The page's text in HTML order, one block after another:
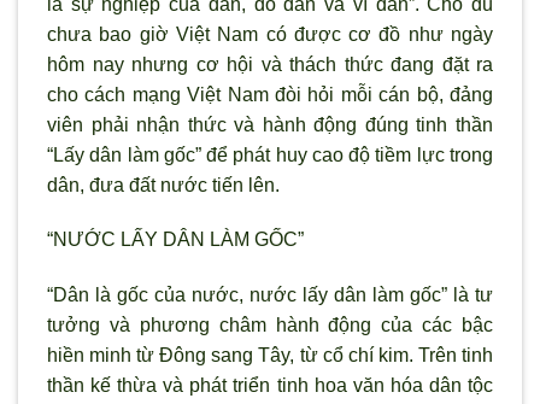
chưa bao giờ Việt Nam có được cơ đồ như ngày
hôm nay nhưng cơ hội và thách thức đang đặt ra
cho cách mạng Việt Nam đòi hỏi mỗi cán bộ, đảng
viên phải nhận thức và hành động đúng tinh thần
“Lấy dân làm gốc” để phát huy cao độ tiềm lực trong
dân, đưa đất nước tiến lên.
“N ƯỚC LẤY DÂN LÀM GỐC”
“Dân là gốc của nước, nước lấy dân làm gốc” là tư
tưởng và phương châm hành động của các bậc
hiền minh từ Đông sang Tây, từ cổ chí kim. Trên tinh
thần kế thừa và phát triển tinh hoa văn hóa dân tộc